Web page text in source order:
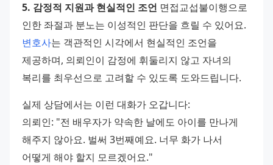
5. 감정적 지원과 현실적인 조언 면접교섭불이행으로
변호사는 객관적인 시각에서 현실적인 조언을
제공하며, 의뢰인이 감정에 휘둘리지 않고 자녀의
복리를 최우선으로 고려할 수 있도록 도와드립니다.
실제 상담에서는 이런 대화가 오갑니다:
의뢰인: "전 배우자가 약속한 날에도 아이를 만나게
해주지 않아요. 벌써 3번째예요. 너무 화가 나서
어떻게 해야 할지 모르겠어요."